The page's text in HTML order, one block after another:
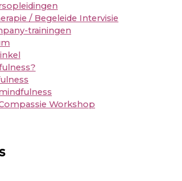
/ Begeleide Intervisie
trainingen
Workshop